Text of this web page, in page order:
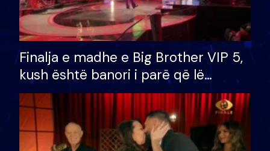
Finalja e madhe e Big Brother VIP 5,
kush është banori i parë që lë
shtëpinë dhe humb mundësinë për
të fituar çmimin e madh